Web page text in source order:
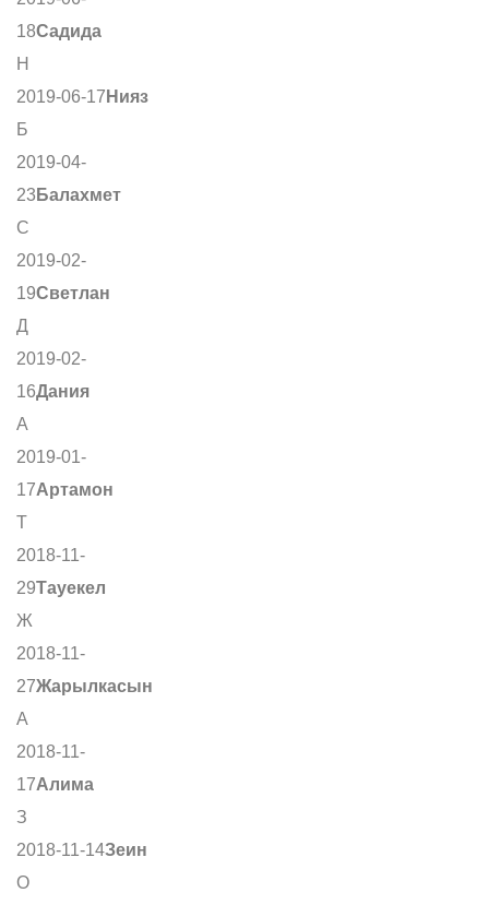
18Садида
Н
2019-06-17 Нияз
Б
2019-04-
23 Балахмет
С
2019-02-
19Светлан
Д
2019-02-
16Дания
А
2019-01-
17Артамон
Т
2018-11-
29Тауекел
Ж
2018-11-
27Жарылкасын
А
2018-11-
17Алима
З
2018-11-14Зеин
О